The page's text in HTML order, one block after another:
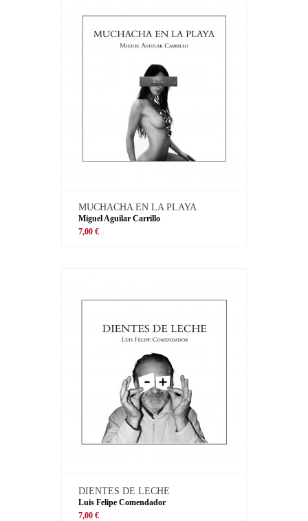
MUCHACHA EN LA PLAYA
Miguel Aguilar Carrillo
7,00 €
DIENTES DE LECHE
Luis Felipe Comendador
7,00 €